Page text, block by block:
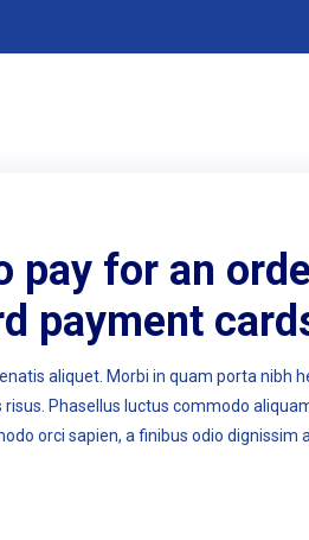
pay for an
payment
aliquet. Morbi in quam porta nibh
Phasellus luctus commodo
orci sapien, a finibus odio dignissim